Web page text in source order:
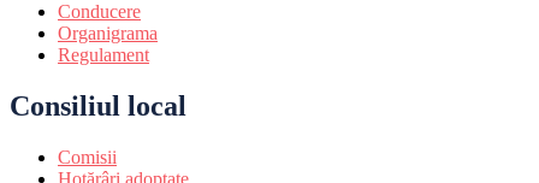
Conducere
Organigrama
Regulament
Consiliul local
Comisii